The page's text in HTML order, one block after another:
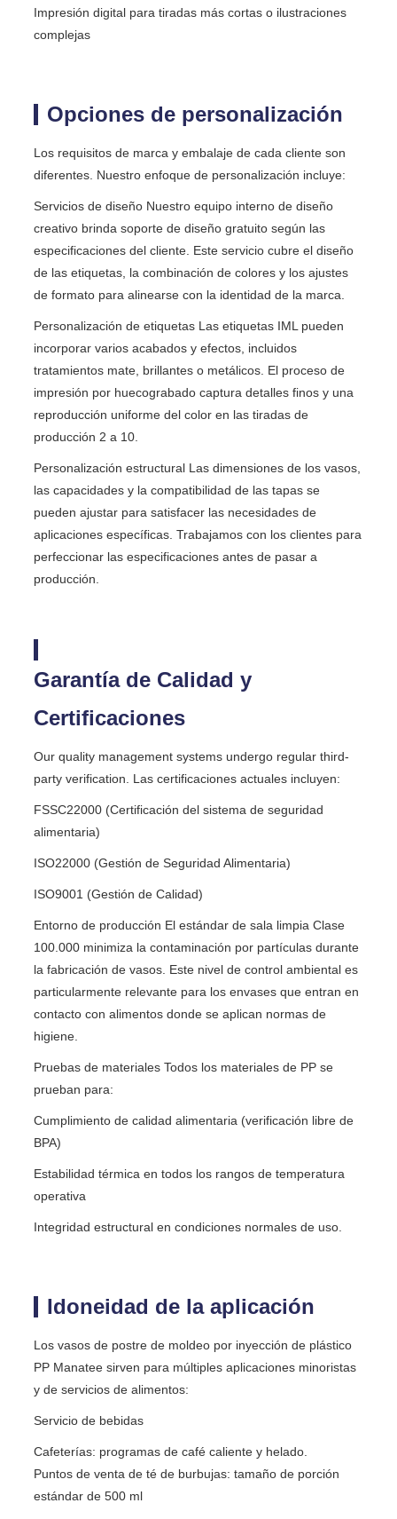
Impresión digital para tiradas más cortas o ilustraciones
complejas
Opciones de personalización
Los requisitos de marca y embalaje de cada cliente son
diferentes. Nuestro enfoque de personalización incluye:
Servicios de diseño Nuestro equipo interno de diseño
creativo brinda soporte de diseño gratuito según las
especificaciones del cliente. Este servicio cubre el diseño
de las etiquetas, la combinación de colores y los ajustes
de formato para alinearse con la identidad de la marca.
Personalización de etiquetas Las etiquetas IML pueden
incorporar varios acabados y efectos, incluidos
tratamientos mate, brillantes o metálicos. El proceso de
impresión por huecograbado captura detalles finos y una
reproducción uniforme del color en las tiradas de
producción 2 a 10.
Personalización estructural Las dimensiones de los vasos,
las capacidades y la compatibilidad de las tapas se
pueden ajustar para satisfacer las necesidades de
aplicaciones específicas. Trabajamos con los clientes para
perfeccionar las especificaciones antes de pasar a
producción.
Garantía de Calidad y
Certificaciones
Our quality management systems undergo regular third-
party verification. Las certificaciones actuales incluyen:
FSSC22000 (Certificación del sistema de seguridad
alimentaria)
ISO22000 (Gestión de Seguridad Alimentaria)
ISO9001 (Gestión de Calidad)
Entorno de producción El estándar de sala limpia Clase
100.000 minimiza la contaminación por partículas durante
la fabricación de vasos. Este nivel de control ambiental es
particularmente relevante para los envases que entran en
contacto con alimentos donde se aplican normas de
higiene.
Pruebas de materiales Todos los materiales de PP se
prueban para:
Cumplimiento de calidad alimentaria (verificación libre de
BPA)
Estabilidad térmica en todos los rangos de temperatura
operativa
Integridad estructural en condiciones normales de uso.
Idoneidad de la aplicación
Los vasos de postre de moldeo por inyección de plástico
PP Manatee sirven para múltiples aplicaciones minoristas
y de servicios de alimentos:
Servicio de bebidas
Cafeterías: programas de café caliente y helado.
Puntos de venta de té de burbujas: tamaño de porción
estándar de 500 ml